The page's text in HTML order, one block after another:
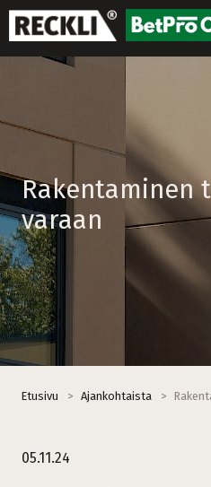
Rakentaminen
varaan
Etusivu > Ajankohtaista >
05.11.24